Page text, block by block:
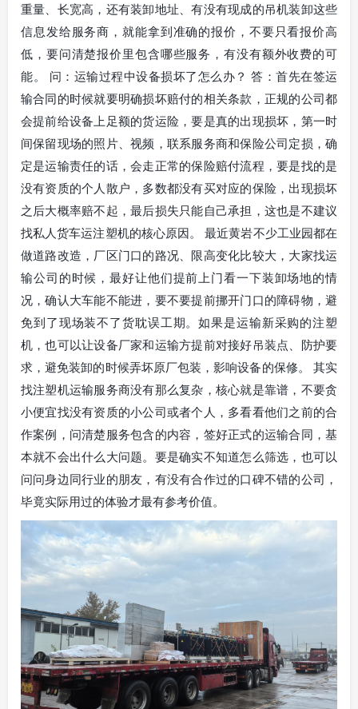
重量、长宽高，还有装卸地址、有没有现成的吊机装卸这些
信息发给服务商，就能拿到准确的报价，不要只看报价高
低，要问清楚报价里包含哪些服务，有没有额外收费的可
能。 问：运输过程中设备损坏了怎么办？ 答：首先在签运
输合同的时候就要明确损坏赔付的相关条款，正规的公司都
会提前给设备上足额的货运险，要是真的出现损坏，第一时
间保留现场的照片、视频，联系服务商和保险公司定损，确
定是运输责任的话，会走正常的保险赔付流程，要是找的是
没有资质的个人散户，多数都没有买对应的保险，出现损坏
之后大概率赔不起，最后损失只能自己承担，这也是不建议
找私人货车运注塑机的核心原因。 最近黄岩不少工业园都在
做道路改造，厂区门口的路况、限高变化比较大，大家找运
输公司的时候，最好让他们提前上门看一下装卸场地的情
况，确认大车能不能进，要不要提前挪开门口的障碍物，避
免到了现场装不了货耽误工期。如果是运输新采购的注塑
机，也可以让设备厂家和运输方提前对接好吊装点、防护要
求，避免装卸的时候弄坏原厂包装，影响设备的保修。 其实
找注塑机运输服务商没有那么复杂，核心就是靠谱，不要贪
小便宜找没有资质的小公司或者个人，多看看他们之前的合
作案例，问清楚服务包含的内容，签好正式的运输合同，基
本就不会出什么大问题。要是确实不知道怎么筛选，也可以
问问身边同行业的朋友，有没有合作过的口碑不错的公司，
毕竟实际用过的体验才最有参考价值。